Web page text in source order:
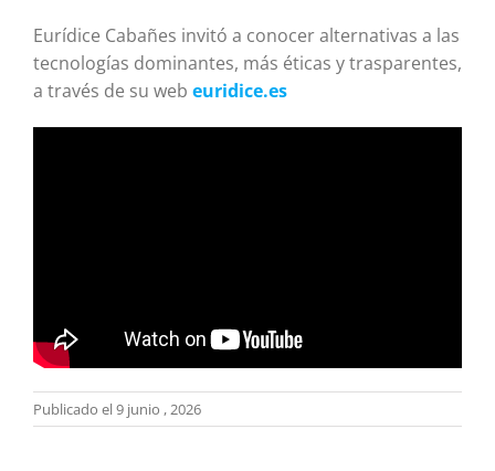
Eurídice Cabañes invitó a conocer alternativas a las
tecnologías dominantes, más éticas y trasparentes,
a través de su web euridice.es
Publicado el 9 junio , 2026